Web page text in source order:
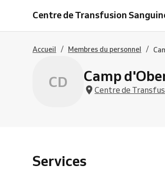
Centre de Transfusion
Accueil / Membres du personnel /
CD Camp
Centre de
Services